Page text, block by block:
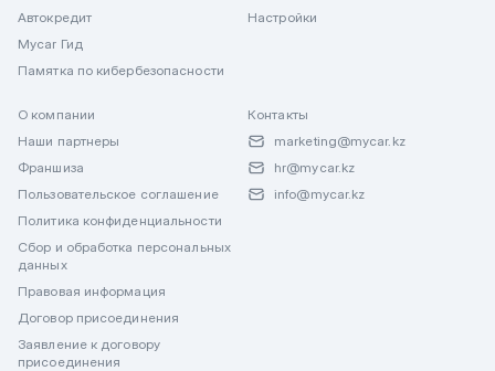
Автокредит
Mycar Гид
Памятка по кибербезопасности
Настройки
О компании
Наши партнеры
Франшиза
Пользовательское соглашение
Политика конфиденциальности
Сбор и обработка персональных
данных
Правовая информация
Договор присоединения
Заявление к договору
присоединения
Контакты
marketing@mycar.kz
hr@mycar.kz
info@mycar.kz